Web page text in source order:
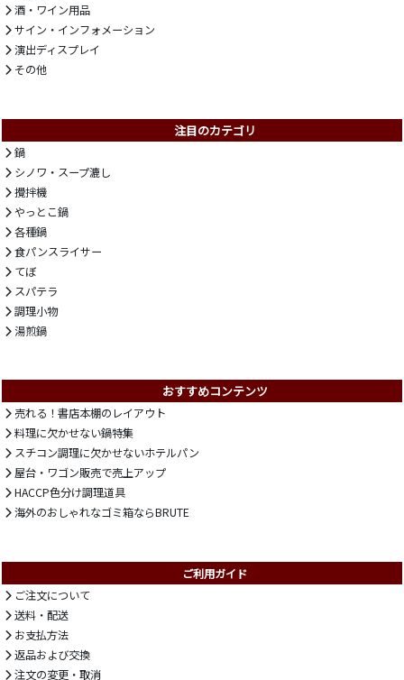
酒・ワイン用品
サイン・インフォメーション
演出ディスプレイ
その他
注目のカテゴリ
鍋
シノワ・スープ漉し
攪拌機
やっとこ鍋
各種鍋
食パンスライサー
てぼ
スパテラ
調理小物
湯煎鍋
おすすめコンテンツ
売れる！書店本棚のレイアウト
料理に欠かせない鍋特集
スチコン調理に欠かせないホテルパン
屋台・ワゴン販売で売上アップ
HACCP色分け調理道具
海外のおしゃれなゴミ箱ならBRUTE
ご利用ガイド
ご注文について
送料・配送
お支払方法
返品および交換
注文の変更・取消